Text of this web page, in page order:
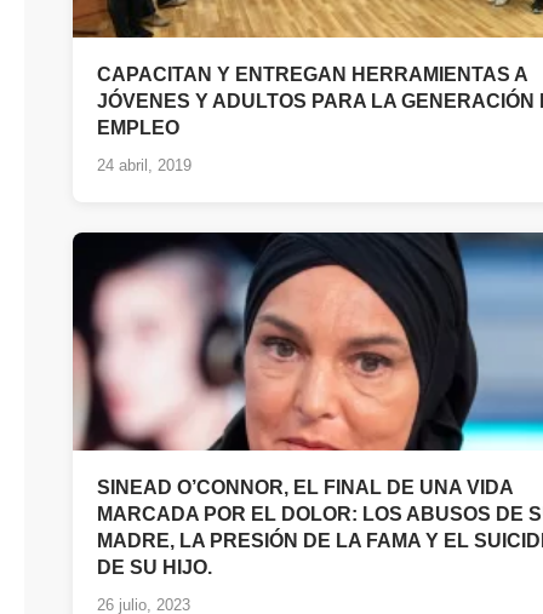
CAPACITAN Y ENTREGAN HERRAMIENTAS A
JÓVENES Y ADULTOS PARA LA GENERACIÓN
EMPLEO
24 abril, 2019
SINEAD O’CONNOR, EL FINAL DE UNA VIDA
MARCADA POR EL DOLOR: LOS ABUSOS DE
MADRE, LA PRESIÓN DE LA FAMA Y EL
DE SU HIJO.
26 julio, 2023